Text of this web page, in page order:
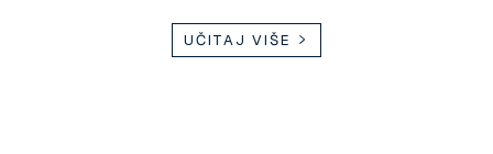
UČITAJ VIŠE